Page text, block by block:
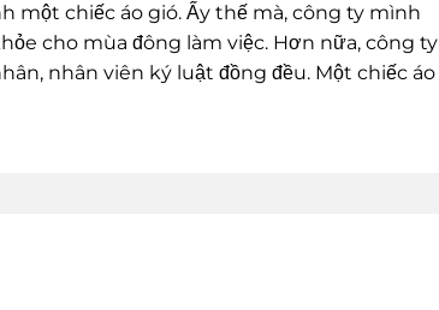
một chiếc áo gió. Ấy thế mà, công ty mình
cho mùa đông làm việc. Hơn nữa, công ty
nhân viên ký luật đồng đều. Một chiếc áo